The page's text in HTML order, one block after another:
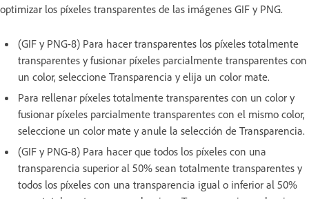
optimizar los píxeles transparentes de las imágenes GIF y PNG.
(GIF y PNG-8) Para hacer transparentes los píxeles totalmente
transparentes y fusionar píxeles parcialmente transparentes con
un color, seleccione Transparencia y elija un color mate.
Para rellenar píxeles totalmente transparentes con un color y
fusionar píxeles parcialmente transparentes con el mismo color,
seleccione un color mate y anule la selección de Transparencia.
(GIF y PNG-8) Para hacer que todos los píxeles con una
transparencia superior al 50% sean totalmente transparentes y
todos los píxeles con una transparencia igual o inferior al 50%